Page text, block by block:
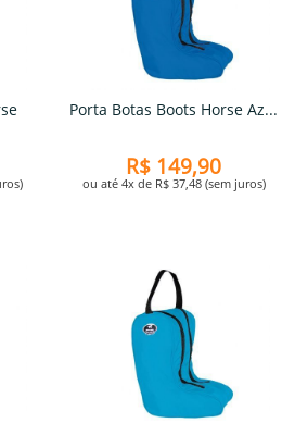
Porta Botas Boots Horse Az...
R$ 149,90
ou até 4x de R$ 37,48 (sem juros)